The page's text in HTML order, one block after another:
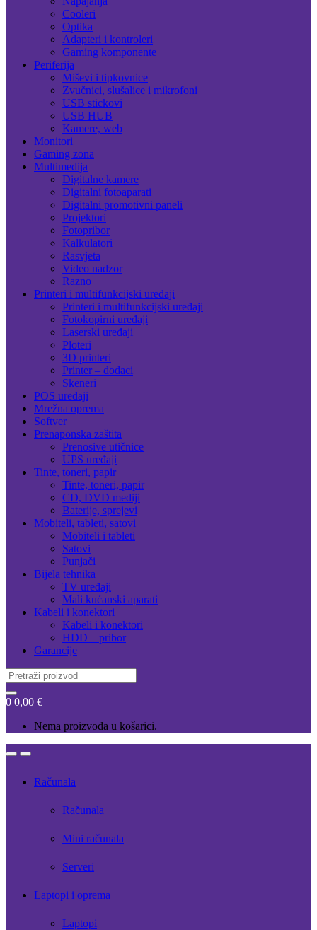
Cooleri
Optika
Adapteri i kontroleri
Gaming komponente
Periferija
Miševi i tipkovnice
Zvučnici, slušalice i mikrofoni
USB stickovi
USB HUB
Kamere, web
Monitori
Gaming zona
Multimedija
Digitalne kamere
Digitalni fotoaparati
Digitalni promotivni paneli
Projektori
Fotopribor
Kalkulatori
Rasvjeta
Video nadzor
Razno
Printeri i multifunkcijski uređaji
Printeri i multifunkcijski uređaji
Fotokopirni uređaji
Laserski uređaji
Ploteri
3D printeri
Printer – dodaci
Skeneri
POS uređaji
Mrežna oprema
Softver
Prenaponska zaštita
Prenosive utičnice
UPS uređaji
Tinte, toneri, papir
Tinte, toneri, papir
CD, DVD mediji
Baterije, sprejevi
Mobiteli, tableti, satovi
Mobiteli i tableti
Satovi
Punjači
Bijela tehnika
TV uređaji
Mali kućanski aparati
Kabeli i konektori
Kabeli i konektori
HDD – pribor
Garancije
Search
for:
0 0,00 €
Nema proizvoda u košarici.
OpenClose
Računala
Računala
Mini računala
Serveri
Laptopi i oprema
Laptopi